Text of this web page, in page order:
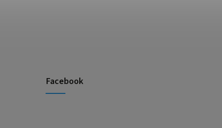
Facebook